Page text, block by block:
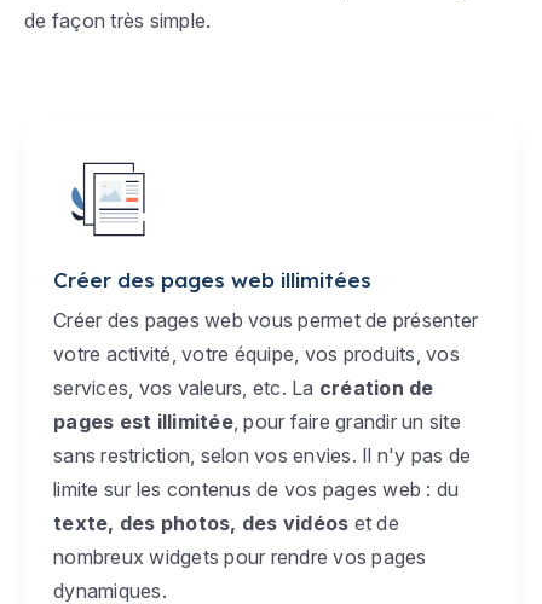
de façon très simple.
Créer des pages web illimitées
Créer des pages web vous permet de présenter
votre activité, votre équipe, vos produits, vos
services, vos valeurs, etc. La création de
pages est illimitée, pour faire grandir un site
sans restriction, selon vos envies. Il n'y pas de
limite sur les contenus de vos pages web : du
texte, des photos, des vidéos et de
nombreux widgets pour rendre vos pages
dynamiques.